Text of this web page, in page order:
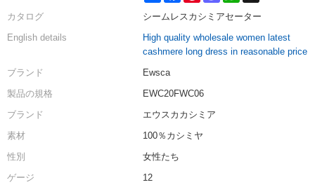
カタログ
シームレスカシミアセーター
English details
High quality wholesale women latest
cashmere long dress in reasonable price
ブランド
Ewsca
製品の規格
EWC20FWC06
ブランド
エウスカカシミア
素材
100％カシミヤ
性別
女性たち
ゲージ
12